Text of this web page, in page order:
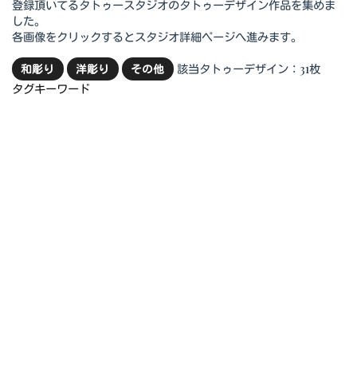
登録頂いてるタトゥースタジオのタトゥーデザイン作品を集めま
した。
各画像をクリックするとスタジオ詳細ページへ進みます。
和彫り 洋彫り その他
該当タトゥーデザイン：31枚
タグキーワード